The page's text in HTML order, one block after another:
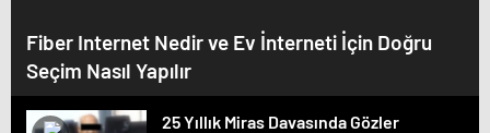
Fiber Internet Nedir ve Ev İnterneti İçin Doğru
Seçim Nasıl Yapılır
25 Yıllık Miras Davasında Gözler